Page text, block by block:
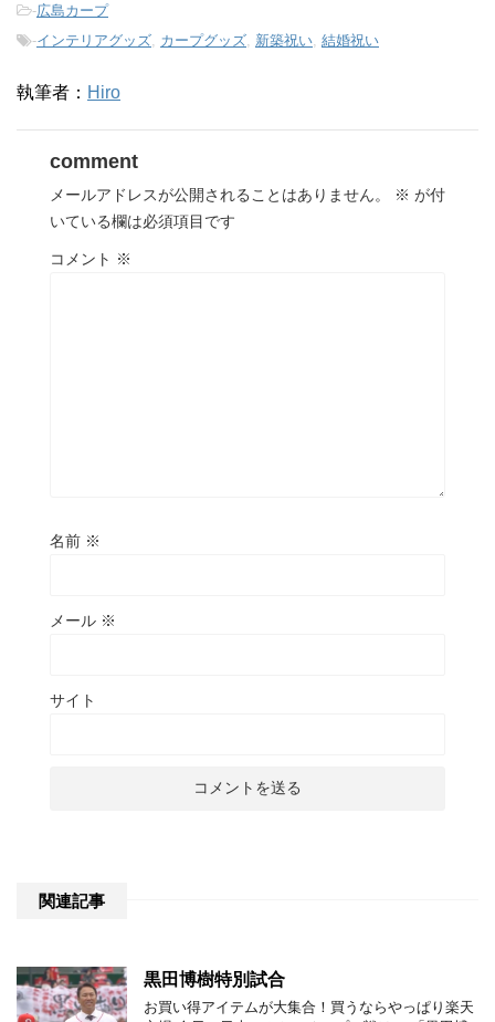
-広島カープ
-インテリアグッズ, カープグッズ, 新築祝い, 結婚祝い
執筆者： Hiro
comment
メールアドレスが公開されることはありません。 ※ が付
いている欄は必須項目です
コメント ※
名前 ※
メール ※
サイト
関連記事
黒田博樹特別試合
お買い得アイテムが大集合！買うならやっぱり楽天